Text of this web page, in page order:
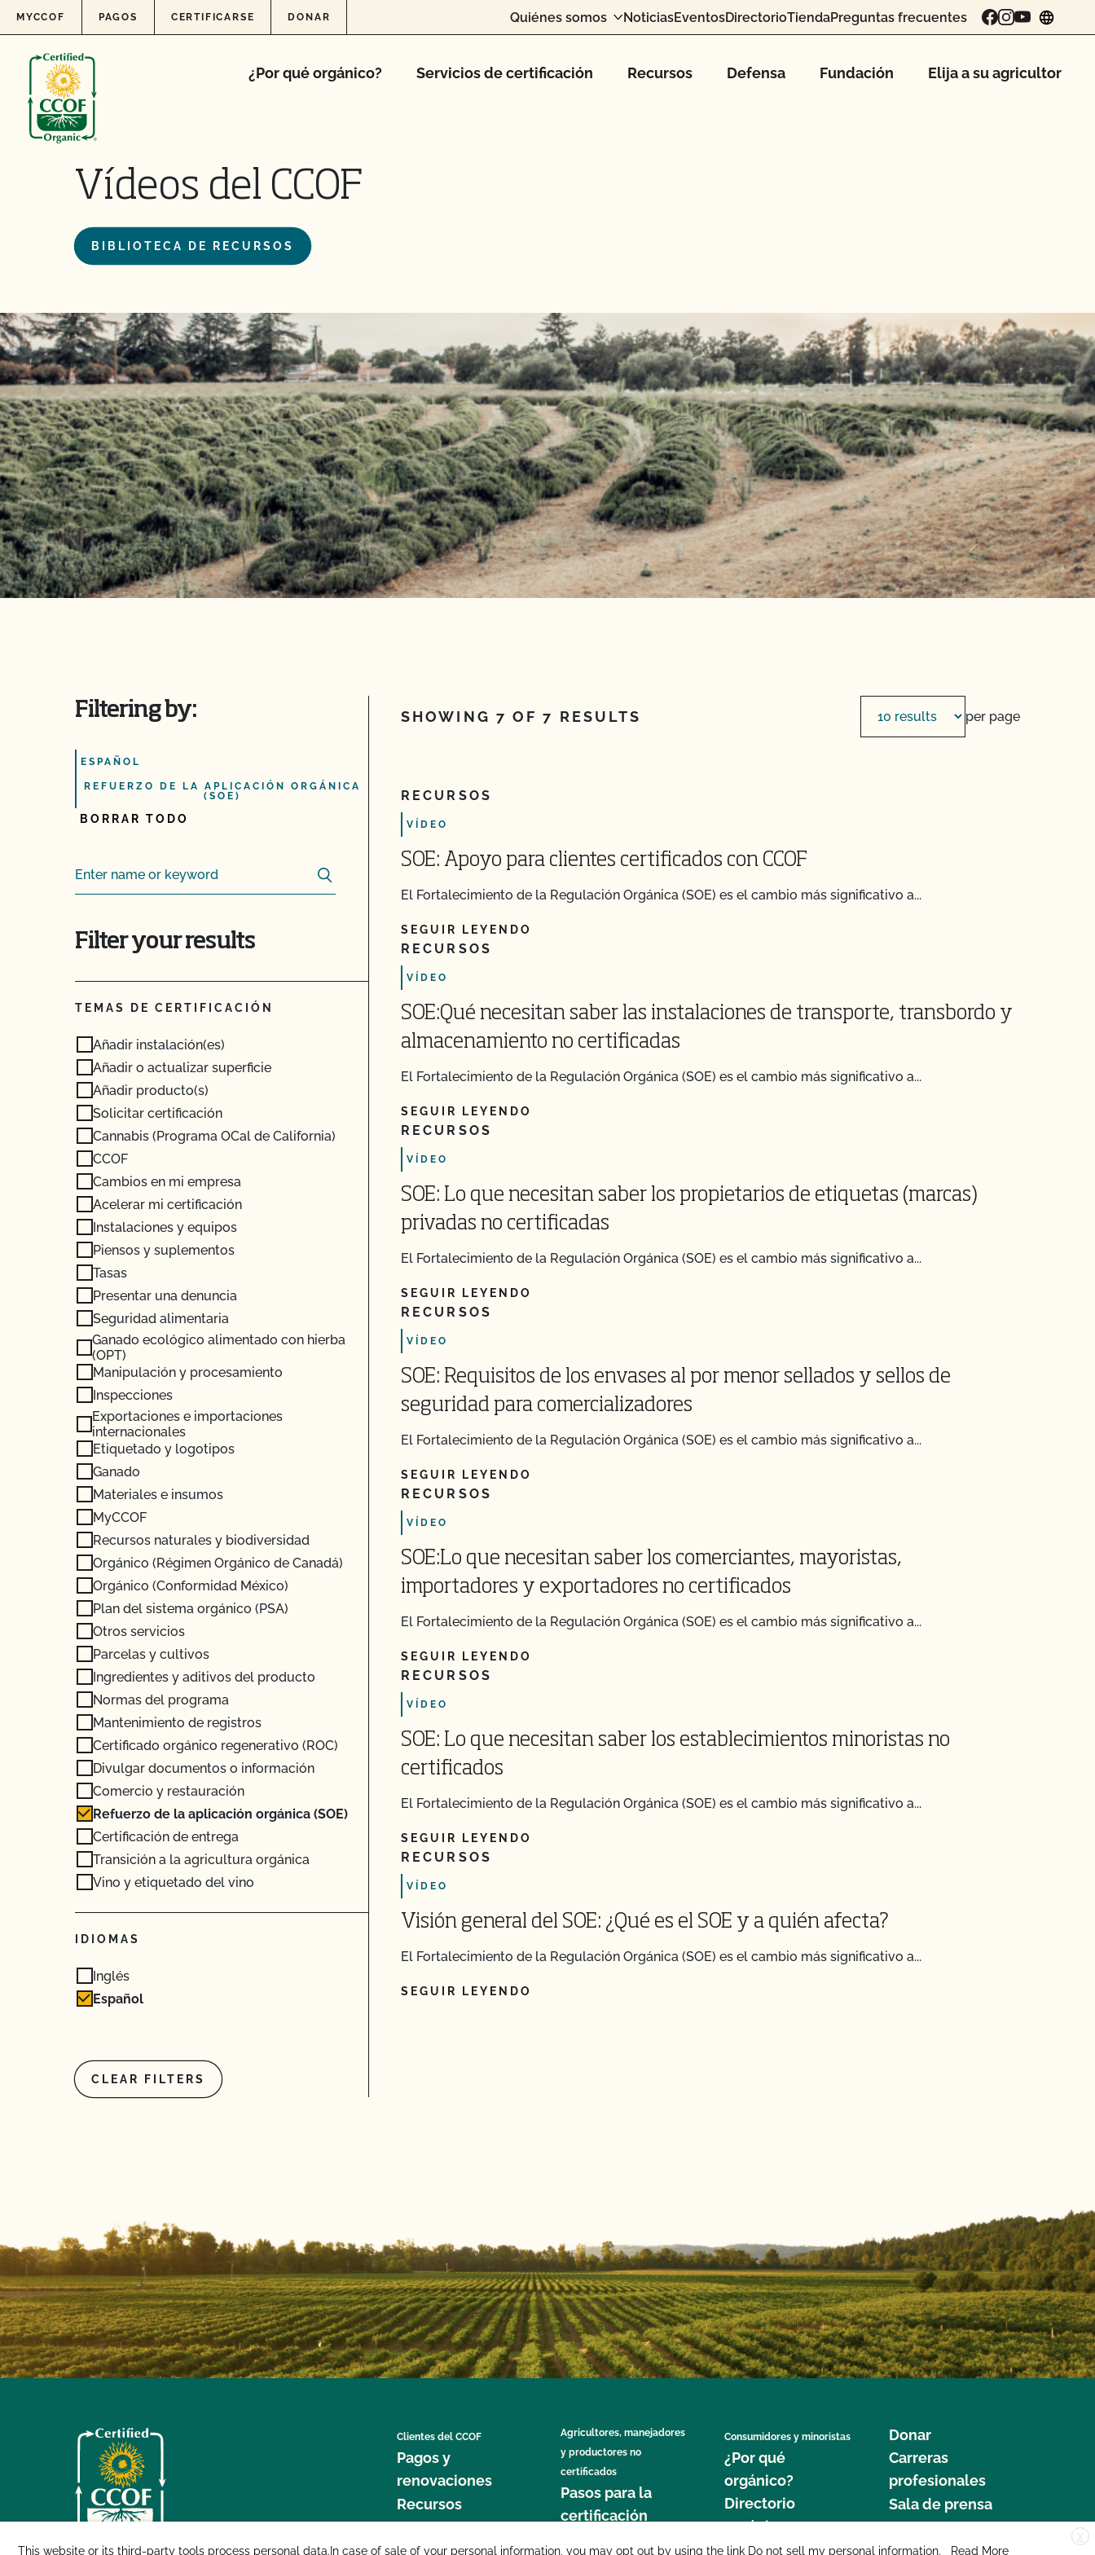
Skip to content
MYCCOF PAGOS CERTIFICARSE DONAR Quiénes somos NoticiasEventosDirectorioTiendaPreguntas frecuentes
¿Por qué orgánico? Servicios de certificación Recursos Defensa Fundación Elija a su agricultor
Vídeos del CCOF
BIBLIOTECA DE RECURSOS
Filtering by:
ESPAÑOL
REFUERZO DE LA APLICACIÓN ORGÁNICA
(SOE)
BORRAR TODO
Search
Filter your results
TEMAS DE CERTIFICACIÓN
Añadir instalación(es)
Añadir o actualizar superficie
Añadir producto(s)
Solicitar certificación
Cannabis (Programa OCal de California)
CCOF
Cambios en mi empresa
Acelerar mi certificación
Instalaciones y equipos
Piensos y suplementos
Tasas
Presentar una denuncia
Seguridad alimentaria
Ganado ecológico alimentado con hierba
(OPT)
Manipulación y procesamiento
Inspecciones
Exportaciones e importaciones
internacionales
Etiquetado y logotipos
Ganado
Materiales e insumos
MyCCOF
Recursos naturales y biodiversidad
Orgánico (Régimen Orgánico de Canadá)
Orgánico (Conformidad México)
Plan del sistema orgánico (PSA)
Otros servicios
Parcelas y cultivos
Ingredientes y aditivos del producto
Normas del programa
Mantenimiento de registros
Certificado orgánico regenerativo (ROC)
Divulgar documentos o información
Comercio y restauración
Refuerzo de la aplicación orgánica (SOE)
Certificación de entrega
Transición a la agricultura orgánica
Vino y etiquetado del vino
IDIOMAS
Inglés
Español
CLEAR FILTERS
SHOWING 7 OF 7 RESULTS per page
RECURSOS
VÍDEO
SOE: Apoyo para clientes certificados con CCOF
El Fortalecimiento de la Regulación Orgánica (SOE) es el cambio más significativo a...
SEGUIR LEYENDO
RECURSOS
VÍDEO
SOE:Qué necesitan saber las instalaciones de transporte, transbordo y
almacenamiento no certificadas
El Fortalecimiento de la Regulación Orgánica (SOE) es el cambio más significativo a...
SEGUIR LEYENDO
RECURSOS
VÍDEO
SOE: Lo que necesitan saber los propietarios de etiquetas (marcas)
privadas no certificadas
El Fortalecimiento de la Regulación Orgánica (SOE) es el cambio más significativo a...
SEGUIR LEYENDO
RECURSOS
VÍDEO
SOE: Requisitos de los envases al por menor sellados y sellos de
seguridad para comercializadores
El Fortalecimiento de la Regulación Orgánica (SOE) es el cambio más significativo a...
SEGUIR LEYENDO
RECURSOS
VÍDEO
SOE:Lo que necesitan saber los comerciantes, mayoristas,
importadores y exportadores no certificados
El Fortalecimiento de la Regulación Orgánica (SOE) es el cambio más significativo a...
SEGUIR LEYENDO
RECURSOS
VÍDEO
SOE: Lo que necesitan saber los establecimientos minoristas no
certificados
El Fortalecimiento de la Regulación Orgánica (SOE) es el cambio más significativo a...
SEGUIR LEYENDO
RECURSOS
VÍDEO
Visión general del SOE: ¿Qué es el SOE y a quién afecta?
El Fortalecimiento de la Regulación Orgánica (SOE) es el cambio más significativo a...
SEGUIR LEYENDO
Clientes del CCOF
Pagos y
renovaciones
Recursos
Formularios OSP
Etiquetado y
Agricultores, manejadores
y productores no
certificados
Pasos para la
certificación
Consumidores y minoristas
¿Por qué
orgánico?
Directorio
orgánico
Noticias
Donar
Carreras
profesionales
Sala de prensa
Contáctenos
X
This website or its third-party tools process personal data.In case of sale of your personal information, you may opt out by using the link Do not sell my personal information. Read More